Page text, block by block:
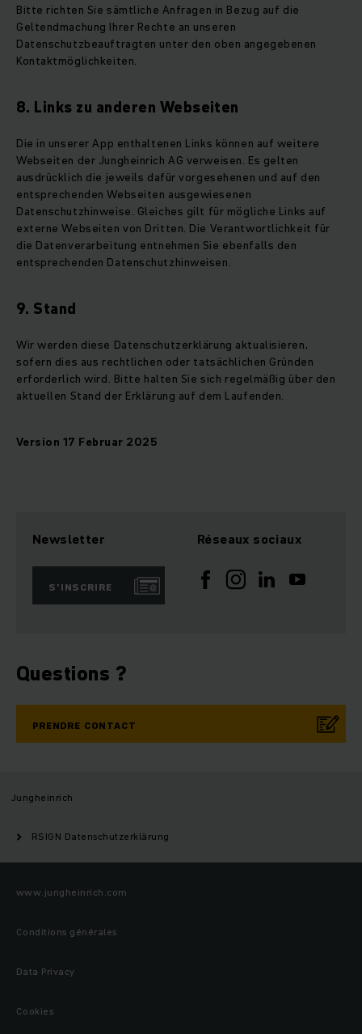
Bitte richten Sie sämtliche Anfragen in Bezug auf die
Geltendmachung Ihrer Rechte an unseren
Datenschutzbeauftragten unter den oben angegebenen
Kontaktmöglichkeiten.
8. Links zu anderen Webseiten
Die in unserer App enthaltenen Links können auf weitere
Webseiten der Jungheinrich AG verweisen. Es gelten
ausdrücklich die jeweils dafür vorgesehenen und auf den
entsprechenden Webseiten ausgewiesenen
Datenschutzhinweise. Gleiches gilt für mögliche Links auf
externe Webseiten von Dritten. Die Verantwortlichkeit für
die Datenverarbeitung entnehmen Sie ebenfalls den
entsprechenden Datenschutzhinweisen.
9. Stand
Wir werden diese Datenschutzerklärung aktualisieren,
sofern dies aus rechtlichen oder tatsächlichen Gründen
erforderlich wird. Bitte halten Sie sich regelmäßig über den
aktuellen Stand der Erklärung auf dem Laufenden.
Version 17 Februar 2025
Newsletter
S’INSCRIRE
Réseaux sociaux
Questions ?
PRENDRE CONTACT
Jungheinrich
RSIGN Datenschutzerklärung
www.jungheinrich.com
Conditions générales
Data Privacy
Cookies